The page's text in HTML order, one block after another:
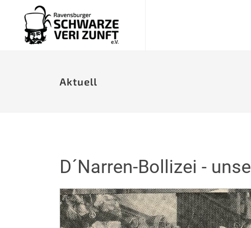
Aktuell
D´Narren-Bollizei -